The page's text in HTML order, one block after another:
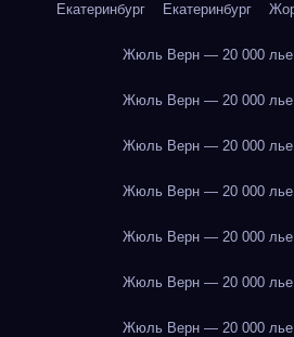
Екатеринбург Екатеринбург
Жюль Верн — 20 000 лье
Жюль Верн — 20 000 лье
Жюль Верн — 20 000 лье
Жюль Верн — 20 000 лье
Жюль Верн — 20 000 лье
Жюль Верн — 20 000 лье
Жюль Верн — 20 000 лье